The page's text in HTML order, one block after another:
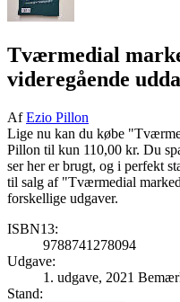
Tværmedial
videregående
AfEzio Pillon
Lige nu kan du købe
Pillon til kun 110,00 kr. Du
ser her er brugt, og i perfekt
til salg af "Tværmedial
forskellige udgaver.
ISBN13:
9788741278094
Udgave:
1. udgave, 2021
Stand: